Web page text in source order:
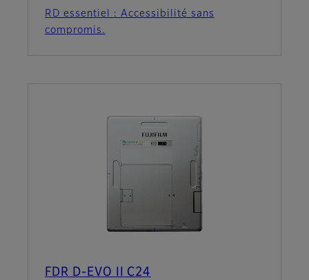
RD essentiel : Accessibilité sans
compromis.
FDR D-EVO II C24